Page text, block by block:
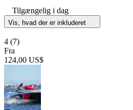
Tilgængelig i dag
Vis, hvad der er inkluderet
4 (7)
Fra
124,00 US$